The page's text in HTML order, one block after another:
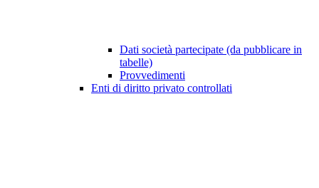
Dati società partecipate (da pubblicare in
tabelle)
Provvedimenti
Enti di diritto privato controllati